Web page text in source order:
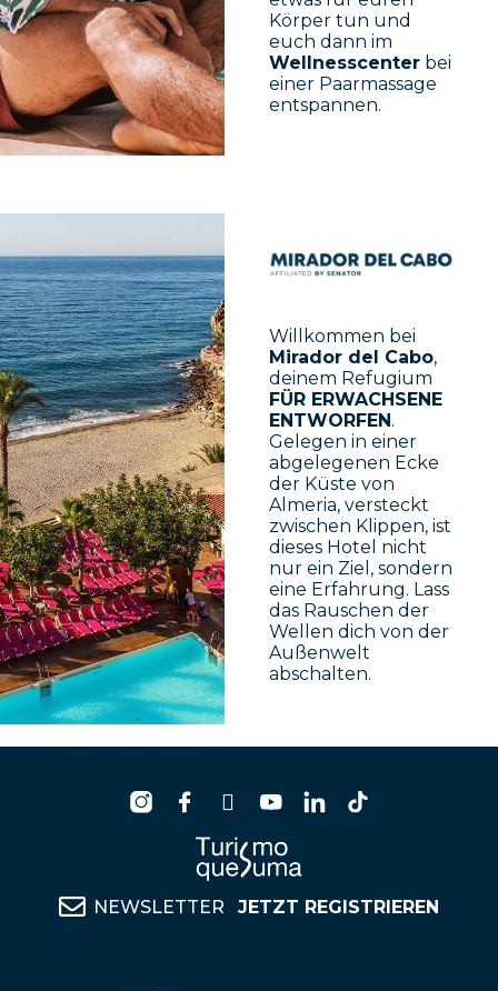
Körper tun und
euch dann im
Wellnesscenter bei
einer Paarmassage
entspannen.
Willkommen bei
Mirador del Cabo,
deinem Refugium
FÜR ERWACHSENE
ENTWORFEN.
Gelegen in einer
abgelegenen Ecke
der Küste von
Almeria, versteckt
zwischen Klippen, ist
dieses Hotel nicht
nur ein Ziel, sondern
eine Erfahrung. Lass
das Rauschen der
Wellen dich von der
Außenwelt
abschalten.
NEWSLETTER JETZT REGISTRIEREN